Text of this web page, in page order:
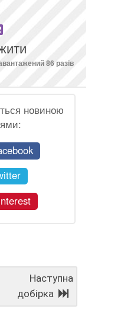
86 разів
новиною
Наступна
добірка